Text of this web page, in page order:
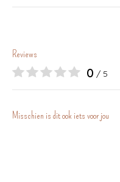
Reviews
0 / 5
Misschien is dit ook iets voor jou